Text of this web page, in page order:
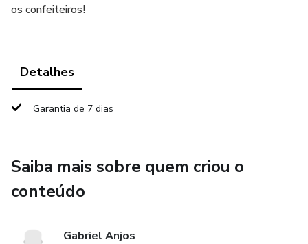
os confeiteiros!
Detalhes
Garantia de 7 dias
Saiba mais sobre quem criou o
conteúdo
Gabriel Anjos